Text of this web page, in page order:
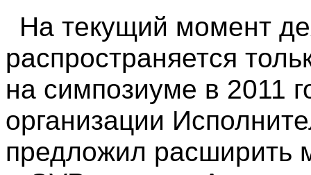
На текущий момент
распространяется
на симпозиуме в 2011
организации
предложил расширить